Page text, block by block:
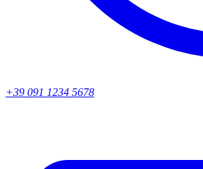
+39 091 1234 5678